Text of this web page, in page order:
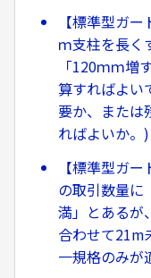
【標準型ガ
ｍ支柱を長く
「120ｍｍ
算すればよ
要か、または
ればよいか。)
【標準型ガ
の取引数量に
満」とあるが
合わせて21m
一規格のみが